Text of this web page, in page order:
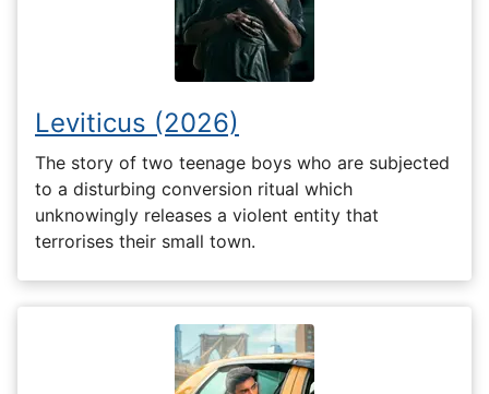
Leviticus (2026)
The story of two teenage boys who are subjected
to a disturbing conversion ritual which
unknowingly releases a violent entity that
terrorises their small town.